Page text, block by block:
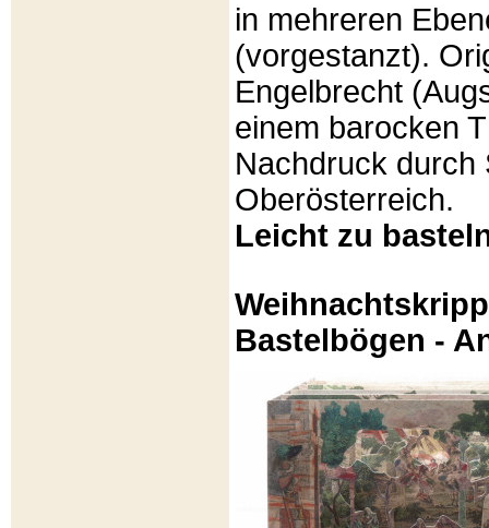
in mehreren
(vorgestanzt).
Engelbrecht
einem barocken
Nachdruck durch
Oberösterreich.
Leicht zu
Bastelbögen -